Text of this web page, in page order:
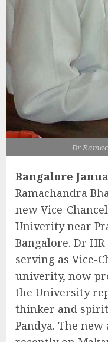
Dr
Bangalore
Ramachandra
new Vice-
Univerity near
Bangalore. Dr
serving as Vice-
univerity, now
the University
thinker and
Pandya. The